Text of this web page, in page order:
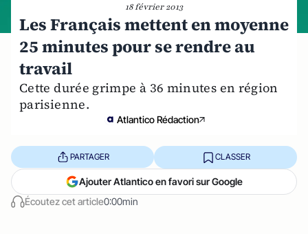
18 février 2013
Les Français mettent en moyenne
25 minutes pour se rendre au
travail
Cette durée grimpe à 36 minutes en région
parisienne.
Atlantico Rédaction
Écoutez cet article0:00min
PARTAGER CLASSER
Ajouter Atlantico en favori sur Google